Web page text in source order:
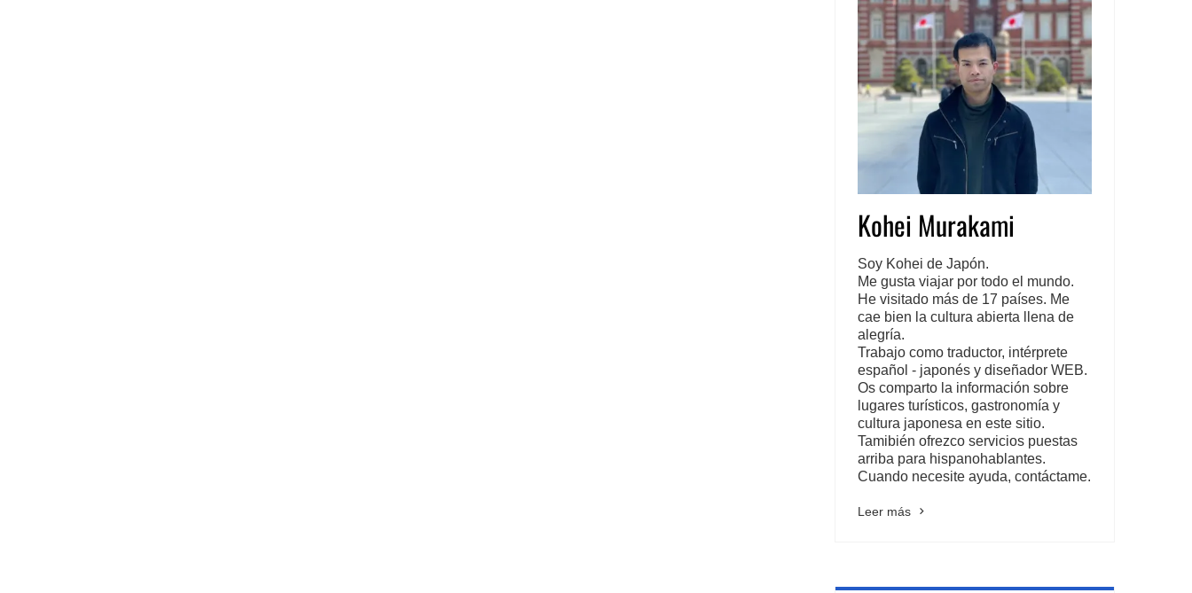
Kohei Murakami
Soy Kohei de Japón.
Me gusta viajar por todo el mundo.
He visitado más de 17 países. Me
cae bien la cultura abierta llena de
alegría.
Trabajo como traductor, intérprete
español - japonés y diseñador WEB.
Os comparto la información sobre
lugares turísticos, gastronomía y
cultura japonesa en este sitio.
Tamibién ofrezco servicios puestas
arriba para hispanohablantes.
Cuando necesite ayuda, contáctame.
Leer más